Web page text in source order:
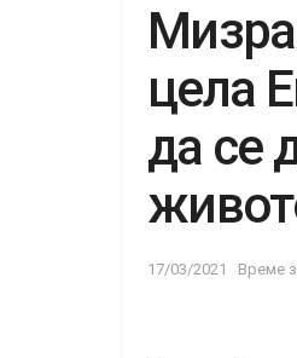
цела
да се
17/03/2021 Време